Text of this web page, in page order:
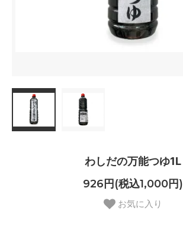
わしだの万能つゆ1L
926円(税込1,000円)
お気に入り